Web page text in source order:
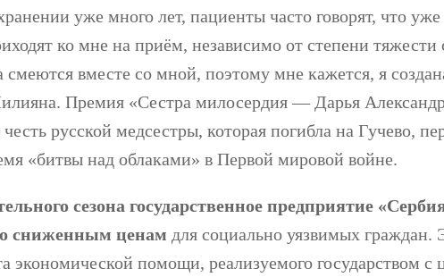
уже много лет, пациенты часто говорят, что
ко мне на приём, независимо от степени тяжести
смеются вместе со мной, поэтому мне кажется, я
Премия «Сестра милосердия — Дарья
русской медсестры, которая погибла на Гучево,
«битвы над облаками» в Первой мировой войне.
сезона государственное предприятие
сниженным ценам для социально уязвимых граждан.
экономической помощи, реализуемого государством с